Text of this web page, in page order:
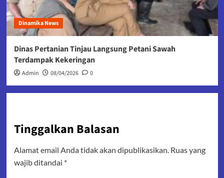
Dinamika News
Dinas Pertanian Tinjau Langsung Petani Sawah
Terdampak Kekeringan
Admin 08/04/2026 0
Tinggalkan Balasan
Alamat email Anda tidak akan dipublikasikan. Ruas yang
wajib ditandai *